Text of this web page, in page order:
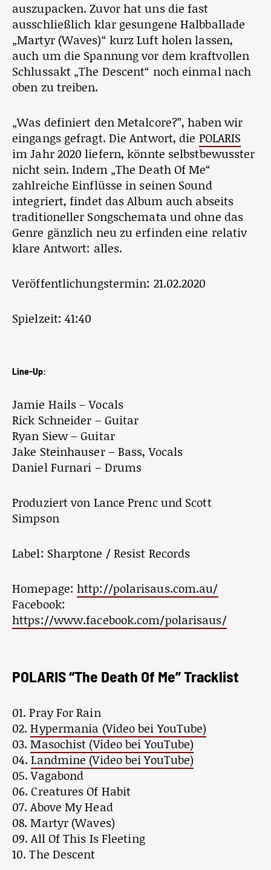
auszupacken. Zuvor hat uns die fast
ausschließlich klar gesungene Halbballade
„Martyr (Waves)“ kurz Luft holen lassen,
auch um die Spannung vor dem kraftvollen
Schlussakt „The Descent“ noch einmal nach
oben zu treiben.
„Was definiert den Metalcore?”, haben wir
eingangs gefragt. Die Antwort, die POLARIS
im Jahr 2020 liefern, könnte selbstbewusster
nicht sein. Indem „The Death Of Me“
zahlreiche Einflüsse in seinen Sound
integriert, findet das Album auch abseits
traditioneller Songschemata und ohne das
Genre gänzlich neu zu erfinden eine relativ
klare Antwort: alles.
Veröffentlichungstermin: 21.02.2020
Spielzeit: 41:40
Line-Up:
Jamie Hails – Vocals
Rick Schneider – Guitar
Ryan Siew – Guitar
Jake Steinhauser – Bass, Vocals
Daniel Furnari – Drums
Produziert von Lance Prenc und Scott
Simpson
Label: Sharptone / Resist Records
Homepage: http://polarisaus.com.au/
Facebook:
https://www.facebook.com/polarisaus/
POLARIS “The Death Of Me” Tracklist
01. Pray For Rain
02.Hypermania (Video bei YouTube)
03.Masochist (Video bei YouTube)
04.Landmine (Video bei YouTube)
05. Vagabond
06. Creatures Of Habit
07. Above My Head
08. Martyr (Waves)
09. All Of This Is Fleeting
10. The Descent